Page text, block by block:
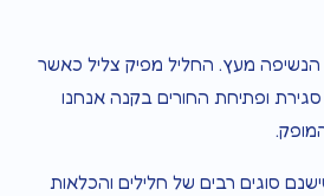
הנשיפה מעץ. החליל מפיק צליל כאשר
סגירת ופתיחת החורים בקנה אנחנו
סוגים רבים של חלילים והכלאות